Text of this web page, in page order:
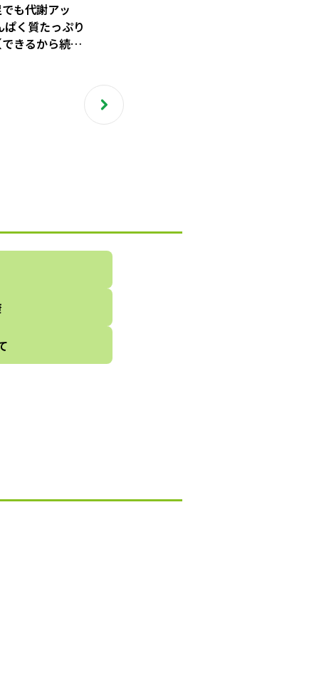
も代謝アッ
ぱく質たっぷり
きるから続